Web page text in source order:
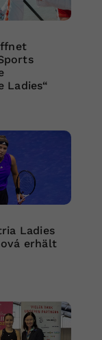
Ladies“
Ladies
erhält